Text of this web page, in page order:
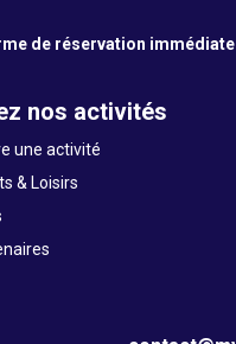
de réservation
nos activités
une activité
& Loisirs